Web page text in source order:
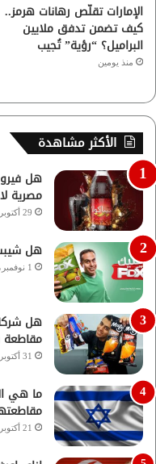
الإمارات تقلّص رهانات هرمز..
كيف تضمن تدفق ملايين
البراميل؟ “رؤية” تُجيب
منذ يومين
الأكثر مشاهدة
هل
مصرية
29 أكتوبر، 2023
هل
1 نوفمبر، 2023
هل
مقاطعة
31 أكتوبر، 2023
ما هي
مقاطعتها؟.. 65 منتج
21 أكتوبر، 2023